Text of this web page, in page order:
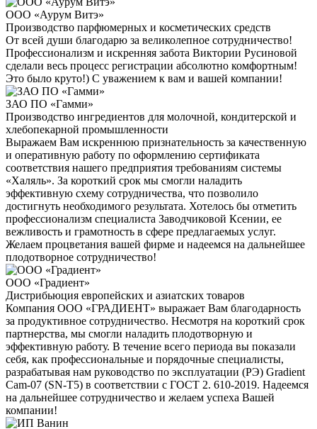
ООО «Аурум Витэ»
Производство парфюмерных и косметических средств
От всей души благодарю за великолепное сотрудничество!
Профессионализм и искренняя забота Виктории Русиновой
сделали весь процесс регистрации абсолютно комфортным!
Это было круто!) С уважением к вам и вашей компании!
ЗАО ПО «Гамми»
Производство ингредиентов для молочной, кондитерской и
хлебопекарной промышленности
Выражаем Вам искреннюю признательность за качественную
и оперативную работу по оформлению сертификата
соответствия нашего предприятия требованиям системы
«Халяль». За короткий срок мы смогли наладить
эффективную схему сотрудничества, что позволило
достигнуть необходимого результата. Хотелось бы отметить
профессионализм специалиста Заводчиковой Ксении, ее
вежливость и грамотность в сфере предлагаемых услуг.
Желаем процветания вашей фирме и надеемся на дальнейшее
плодотворное сотрудничество!
ООО «Градиент»
Дистрибьюция европейских и азиатских товаров
Компания ООО «ГРАДИЕНТ» выражает Вам благодарность
за продуктивное сотрудничество. Несмотря на короткий срок
партнерства, мы смогли наладить плодотворную и
эффективную работу. В течение всего периода вы показали
себя, как профессиональные и порядочные специалисты,
разрабатывая нам руководство по эксплуатации (РЭ) Gradient
Cam-07 (SN-T5) в соответствии с ГОСТ 2. 610-2019. Надеемся
на дальнейшее сотрудничество и желаем успеха Вашей
компании!